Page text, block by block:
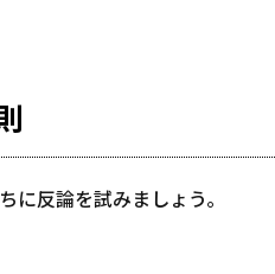
に反論を試みましょう。